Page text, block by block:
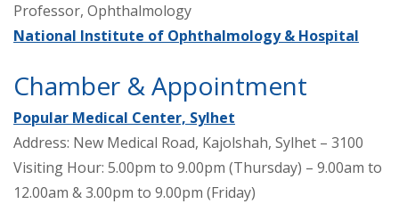
Professor, Ophthalmology
National Institute of Ophthalmology & Hospital
Chamber & Appointment
Popular Medical Center, Sylhet
Address: New Medical Road, Kajolshah, Sylhet – 3100
Visiting Hour: 5.00pm to 9.00pm (Thursday) – 9.00am to
12.00am & 3.00pm to 9.00pm (Friday)